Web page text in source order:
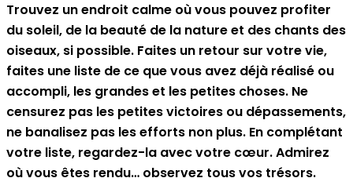
Trouvez un endroit calme où vous pouvez profiter
du soleil, de la beauté de la nature et des chants des
oiseaux, si possible. Faites un retour sur votre vie,
faites une liste de ce que vous avez déjà réalisé ou
accompli, les grandes et les petites choses. Ne
censurez pas les petites victoires ou dépassements,
ne banalisez pas les efforts non plus. En complétant
votre liste, regardez-la avec votre cœur. Admirez
où vous êtes rendu… observez tous vos trésors.